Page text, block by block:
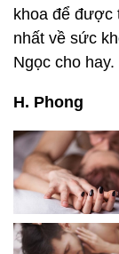
khoa để được
nhất về sức
Ngọc cho hay.
H. Phong